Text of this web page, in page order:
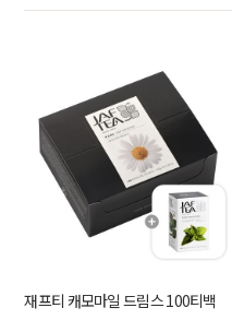
재프티 캐모마일 드림스 100티백